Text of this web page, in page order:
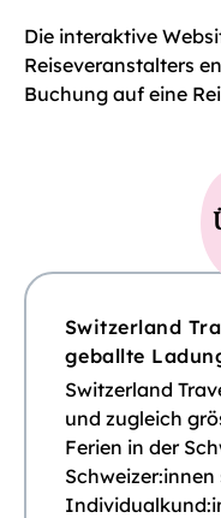
Die interaktive
Reiseveranstalters
Buchung auf eine
Switzerland
geballte
Switzerland
und zugleich
Ferien in der